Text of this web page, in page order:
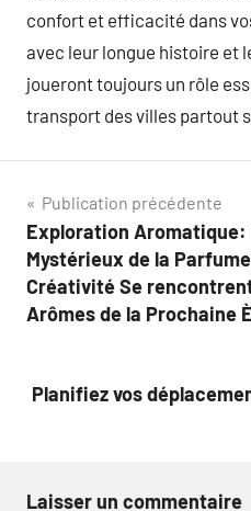
confort et efficacité dans
avec leur longue histoire et
joueront toujours un rôle
transport des villes partout
Navigation
de
l’article
Publication précédente
Exploration Aromatique:
Mystérieux de la
Créativité Se
Arômes de la Prochaine
Planifiez vos
Laisser un commentaire